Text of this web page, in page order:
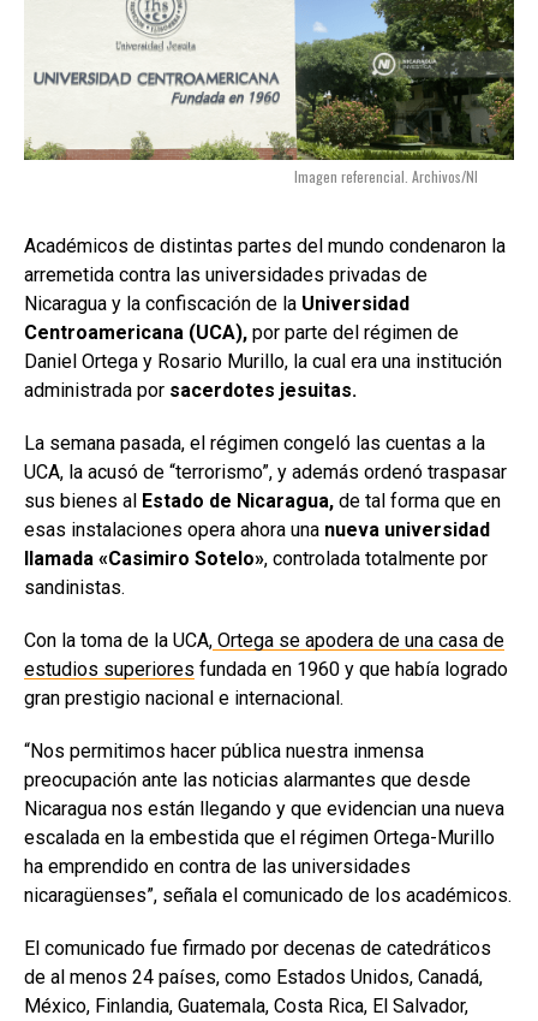
Imagen referencial. Archivos/NI
Académicos de distintas partes del mundo condenaron la
arremetida contra las universidades privadas de
Nicaragua y la confiscación de la Universidad
Centroamericana (UCA), por parte del régimen de
Daniel Ortega y Rosario Murillo, la cual era una institución
administrada por sacerdotes jesuitas.
La semana pasada, el régimen congeló las cuentas a la
UCA, la acusó de “terrorismo”, y además ordenó traspasar
sus bienes al Estado de Nicaragua, de tal forma que en
esas instalaciones opera ahora una nueva universidad
llamada «Casimiro Sotelo», controlada totalmente por
sandinistas.
Con la toma de la UCA, Ortega se apodera de una casa de
estudios superiores fundada en 1960 y que había logrado
gran prestigio nacional e internacional.
“Nos permitimos hacer pública nuestra inmensa
preocupación ante las noticias alarmantes que desde
Nicaragua nos están llegando y que evidencian una nueva
escalada en la embestida que el régimen Ortega-Murillo
ha emprendido en contra de las universidades
nicaragüenses”, señala el comunicado de los académicos.
El comunicado fue firmado por decenas de catedráticos
de al menos 24 países, como Estados Unidos, Canadá,
México, Finlandia, Guatemala, Costa Rica, El Salvador,